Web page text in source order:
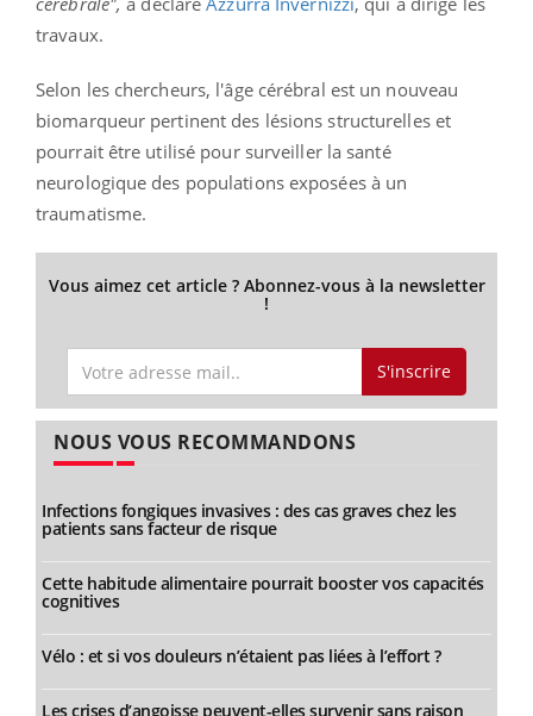
travaux.
Selon les chercheurs, l'âge cérébral est un nouveau
biomarqueur pertinent des lésions structurelles et
pourrait être utilisé pour surveiller la santé
neurologique des populations exposées à un
traumatisme.
Vous aimez cet article ? Abonnez-vous à la newsletter
!
S'inscrire
NOUS VOUS RECOMMANDONS
Infections fongiques invasives : des cas graves chez les
patients sans facteur de risque
Cette habitude alimentaire pourrait booster vos capacités
cognitives
Vélo : et si vos douleurs n’étaient pas liées à l’effort ?
Les crises d’angoisse peuvent-elles survenir sans raison